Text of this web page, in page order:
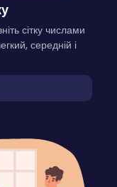
сітку числами
середній і